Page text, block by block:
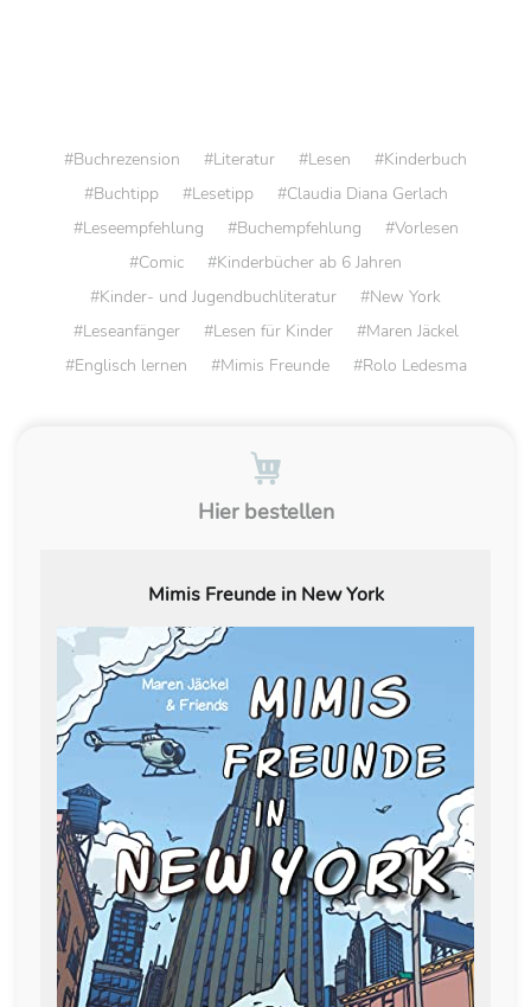
Buchrezension Literatur Lesen
Kinderbuch
Buchtipp
Lesetipp
Claudia Diana Gerlach
Leseempfehlung
Buchempfehlung
Vorlesen
Comic
Kinderbücher ab 6 Jahren
Kinder- und Jugendbuchliteratur
New York
Leseanfänger
Lesen für Kinder
Maren Jäckel
Englisch lernen
Mimis Freunde Rolo Ledesma
Hier bestellen
Mimis Freunde in New York